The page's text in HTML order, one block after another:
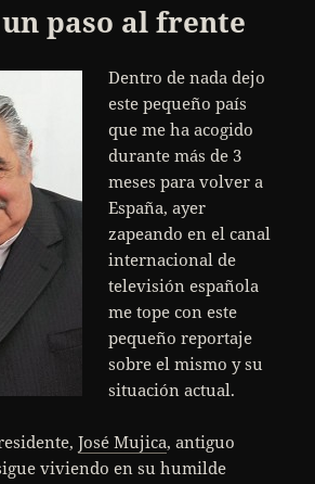
paso al frente
Dentro de nada dejo
este pequeño país
que me ha acogido
durante más de 3
meses para volver a
España, ayer
zapeando en el canal
internacional de
televisión española
me tope con este
pequeño reportaje
sobre el mismo y su
situación actual.
José Mujica, antiguo
viviendo en su humilde